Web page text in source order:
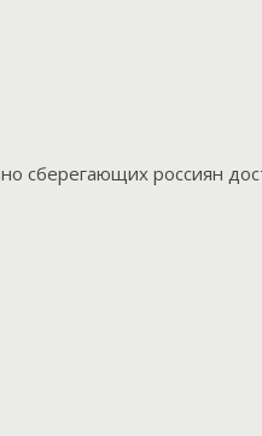
сберегающих россиян